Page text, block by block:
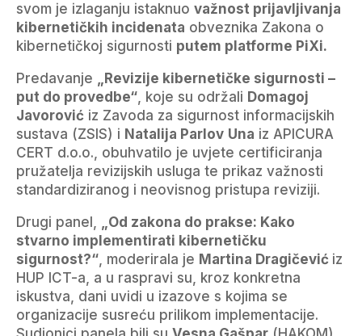
svom je izlaganju istaknuo važnost prijavljivanja
kibernetičkih incidenata obveznika Zakona o
kibernetičkoj sigurnosti putem platforme PiXi.
Predavanje „Revizije kibernetičke sigurnosti –
put do provedbe“, koje su održali Domagoj
Javorović iz Zavoda za sigurnost informacijskih
sustava (ZSIS) i Natalija Parlov Una iz APICURA
CERT d.o.o., obuhvatilo je uvjete certificiranja
pružatelja revizijskih usluga te prikaz važnosti
standardiziranog i neovisnog pristupa reviziji.
Drugi panel, „Od zakona do prakse: Kako
stvarno implementirati kibernetičku
sigurnost?“, moderirala je Martina Dragičević iz
HUP ICT-a, a u raspravi su, kroz konkretna
iskustva, dani uvidi u izazove s kojima se
organizacije susreću prilikom implementacije.